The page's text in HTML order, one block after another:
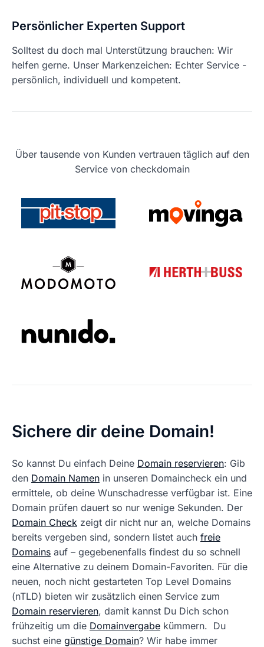
Persönlicher Experten Support
Solltest du doch mal Unterstützung brauchen: Wir
helfen gerne. Unser Markenzeichen: Echter Service -
persönlich, individuell und kompetent.
Über tausende von Kunden vertrauen täglich auf den
Service von checkdomain
Sichere dir deine Domain!
So kannst Du einfach Deine Domain reservieren: Gib
den Domain Namen in unseren Domaincheck ein und
ermittele, ob deine Wunschadresse verfügbar ist. Eine
Domain prüfen dauert so nur wenige Sekunden. Der
Domain Check zeigt dir nicht nur an, welche Domains
bereits vergeben sind, sondern listet auch freie
Domains auf – gegebenenfalls findest du so schnell
eine Alternative zu deinem Domain-Favoriten. Für die
neuen, noch nicht gestarteten Top Level Domains
(nTLD) bieten wir zusätzlich einen Service zum
Domain reservieren, damit kannst Du Dich schon
frühzeitig um die Domainvergabe kümmern. Du
suchst eine günstige Domain? Wir habe immer